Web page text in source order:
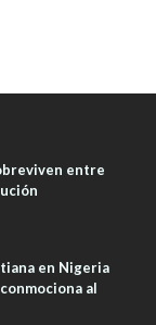
entre
en Nigeria
al